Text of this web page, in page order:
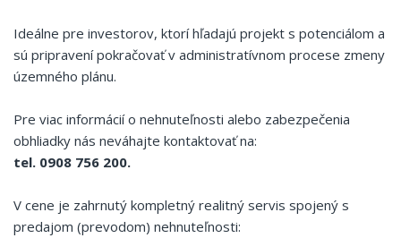
Ideálne pre investorov, ktorí hľadajú projekt s potenciálom a
sú pripravení pokračovať v administratívnom procese zmeny
územného plánu.
Pre viac informácií o nehnuteľnosti alebo zabezpečenia
obhliadky nás neváhajte kontaktovať na:
tel. 0908 756 200.
V cene je zahrnutý kompletný realitný servis spojený s
predajom (prevodom) nehnuteľnosti: